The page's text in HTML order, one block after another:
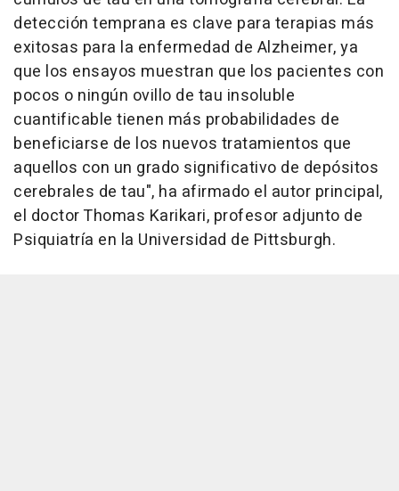
detección temprana es clave para terapias más
exitosas para la enfermedad de Alzheimer, ya
que los ensayos muestran que los pacientes con
pocos o ningún ovillo de tau insoluble
cuantificable tienen más probabilidades de
beneficiarse de los nuevos tratamientos que
aquellos con un grado significativo de depósitos
cerebrales de tau", ha afirmado el autor principal,
el doctor Thomas Karikari, profesor adjunto de
Psiquiatría en la Universidad de Pittsburgh.